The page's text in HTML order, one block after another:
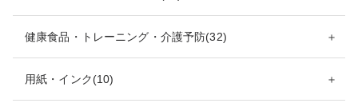
健康食品・トレーニング・介護予防(32) ＋
用紙・インク(10) ＋